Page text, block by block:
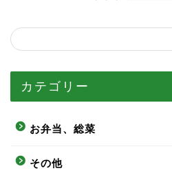
カテゴリー
お弁当、総菜
その他